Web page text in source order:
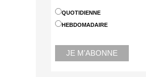
QUOTIDIENNE
HEBDOMADAIRE